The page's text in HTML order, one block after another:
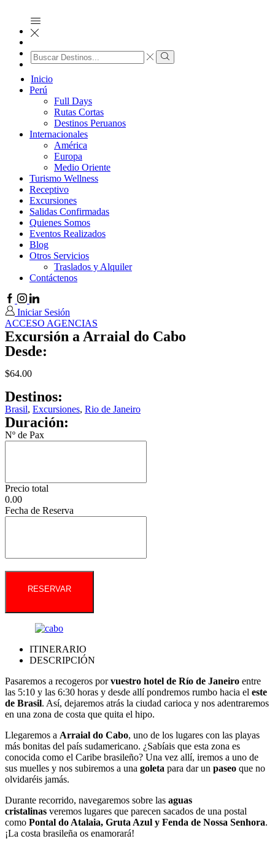
Search
input
Search
Inicio
Perú
Full Days
Rutas Cortas
Destinos Peruanos
Internacionales
América
Europa
Medio Oriente
Turismo Wellness
Receptivo
Excursiones
Salidas Confirmadas
Quienes Somos
Eventos Realizados
Blog
Otros Servicios
Traslados y Alquiler
Contáctenos
Facebook
Instagram
Linkedin
Iniciar Sesión
ACCESO AGENCIAS
Excursión a Arraial do Cabo
Desde:
$64.00
Destinos:
Brasil, Excursiones, Rio de Janeiro
Duración:
Nº de Pax
Precio total
0.00
Fecha de Reserva
RESERVAR
ITINERARIO
DESCRIPCIÓN
Pasaremos a recogeros porvuestro hotel de Río de Janeiro entre
las 5:10 y las 6:30 horas y desde allí pondremos rumbo hacia el este
de Brasil. Así, dejaremos atrás la ciudad carioca y nos adentraremos
en una zona de costa que quita el hipo.
Llegaremos a Arraial do Cabo, uno de los lugares con las playas
más bonitas del país sudamericano. ¿Sabíais que esta zona es
conocida como el Caribe brasileño? Una vez allí, iremos a uno de
sus muelles y nos subiremos a una goleta para dar un paseo que no
olvidaréis jamás.
Durante recorrido, navegaremos sobre las aguas
cristalinas veremos lugares que parecen sacados de una postal
como Pontal do Atalaia, Gruta Azul y Fenda de Nossa Senhora.
¡La costa brasileña os enamorará!